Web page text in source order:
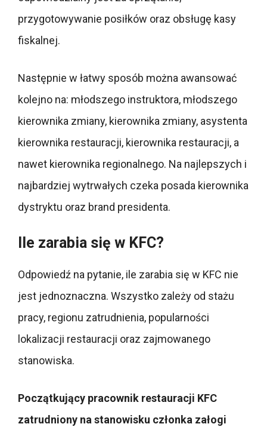
przygotowywanie posiłków oraz obsługę kasy
fiskalnej.
Następnie w łatwy sposób można awansować
kolejno na: młodszego instruktora, młodszego
kierownika zmiany, kierownika zmiany, asystenta
kierownika restauracji, kierownika restauracji, a
nawet kierownika regionalnego. Na najlepszych i
najbardziej wytrwałych czeka posada kierownika
dystryktu oraz brand presidenta.
Ile zarabia się w KFC?
Odpowiedź na pytanie, ile zarabia się w KFC nie
jest jednoznaczna. Wszystko zależy od stażu
pracy, regionu zatrudnienia, popularności
lokalizacji restauracji oraz zajmowanego
stanowiska.
Początkujący pracownik restauracji KFC
zatrudniony na stanowisku członka załogi